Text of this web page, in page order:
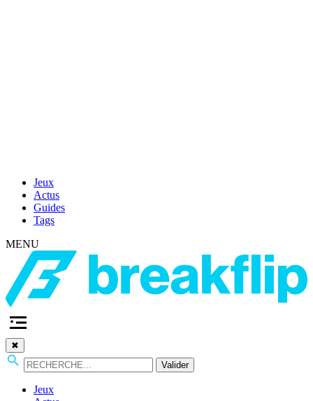
Jeux
Actus
Guides
Tags
MENU
✖
Valider
Jeux